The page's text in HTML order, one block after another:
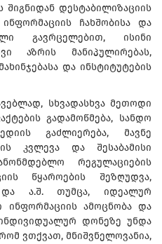
შიგნიდან დესტაბილიზაციის
ჩახშობისა და
გავრცელებით, ისინი
აზრის მანიპულირებას,
და ინსტიტუტების
სხვადასხვა მეთოდი
გადამოწმება, სანდო
გაძლიერება, მავნე
კვლევა და შესაბამისი
რეგულაციების
წყაროების შეზღუდვა,
ა.შ. თუმცა, იდეალურ
ინფორმაციის ამოცნობა და
დონეზე უნდა
ვთქვათ, მნიშვნელოვანია,